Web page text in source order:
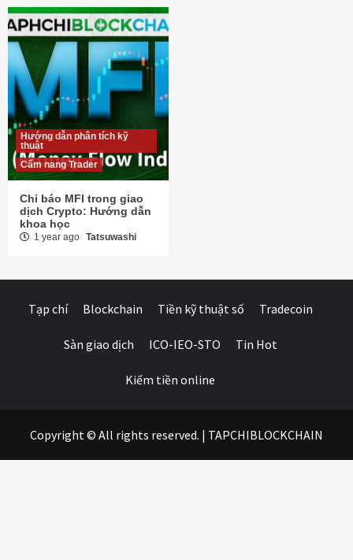
Hướng dẫn phân tích kỹ
thuật
Cẩm nang Trader
Chỉ báo MFI trong giao
dịch Crypto: Hướng dẫn
khoa học
1 year ago Tatsuwashi
Tạp chí Blockchain Tiền kỹ thuật số Tradecoin
Sàn giao dịch ICO-IEO-STO Tin Hot
Kiếm tiền online
Copyright © All rights reserved. | TAPCHIBLOCKCHAIN